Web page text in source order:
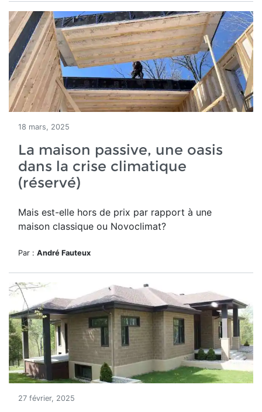
18 mars, 2025
La maison passive, une oasis
dans la crise climatique
(réservé)
Mais est-elle hors de prix par rapport à une
maison classique ou Novoclimat?
Par : André Fauteux
27 février, 2025